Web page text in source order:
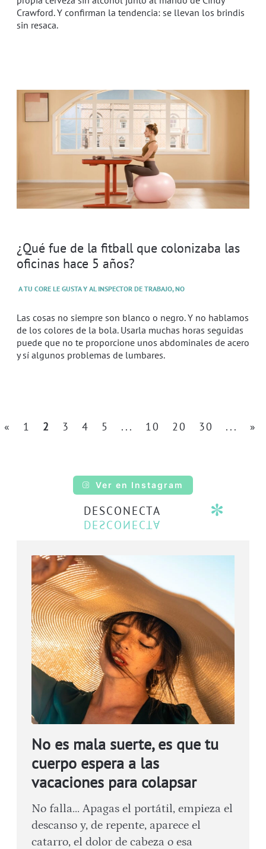
Crawford. Y confirman la tendencia: se llevan los brindis
sin resaca.
¿Qué fue de la fitball que colonizaba las
oficinas hace 5 años?
A TU CORE LE GUSTA Y AL INSPECTOR DE TRABAJO, NO
Las cosas no siempre son blanco o negro. Y no hablamos
de los colores de la bola. Usarla muchas horas seguidas
puede que no te proporcione unos abdominales de acero
y sí algunos problemas de lumbares.
« 1 2 3 4 5 ... 10 20 30 ... »
Ver en Instagram
DESCONECTA
No es mala suerte, es que tu
cuerpo espera a las
vacaciones para colapsar
No falla... Apagas el portátil, empieza el
descanso y, de repente, aparece el
catarro, el dolor de cabeza o esa